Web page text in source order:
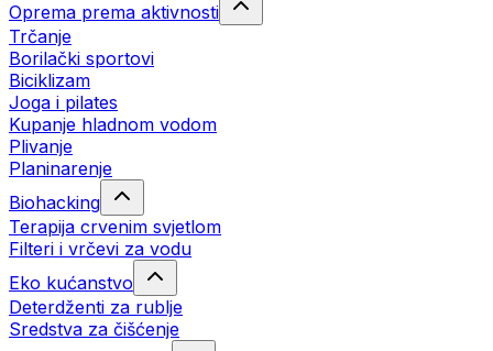
Oprema prema aktivnosti
Trčanje
Borilački sportovi
Biciklizam
Joga i pilates
Kupanje hladnom vodom
Plivanje
Planinarenje
Biohacking
Terapija crvenim svjetlom
Filteri i vrčevi za vodu
Eko kućanstvo
Deterdženti za rublje
Sredstva za čišćenje